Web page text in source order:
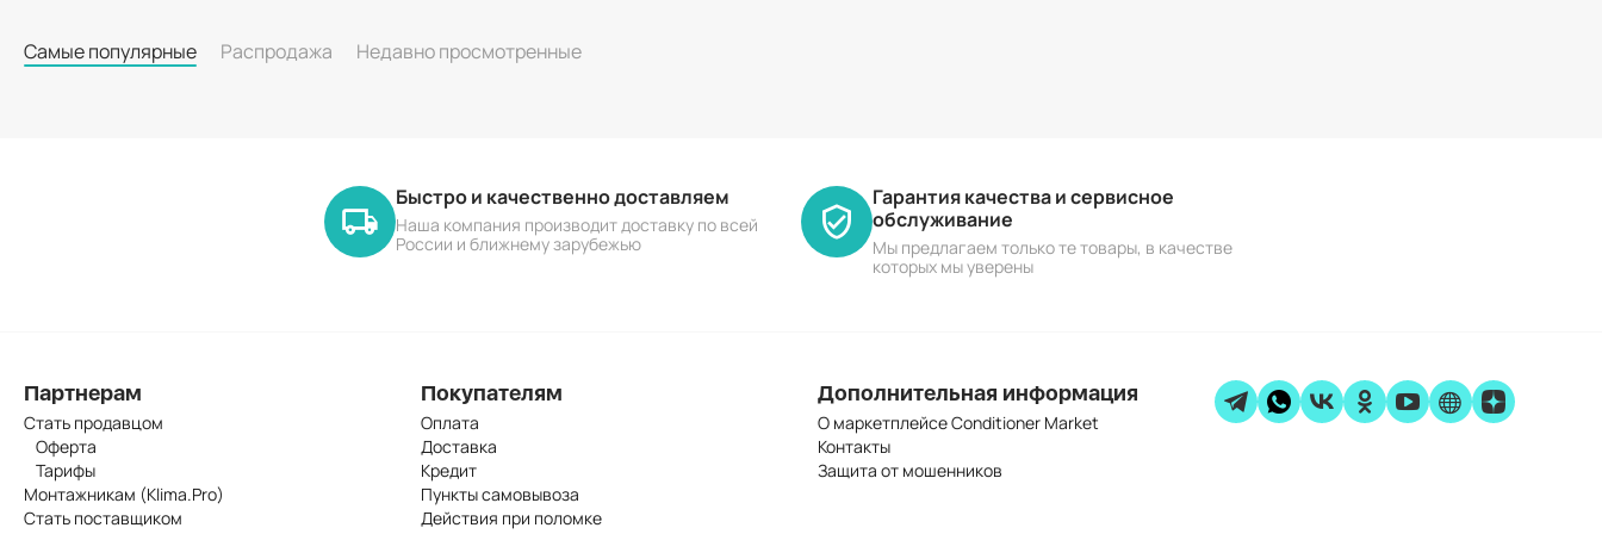
Самые популярные Распродажа Недавно просмотренные
Быстро и качественно доставляем
Наша компания производит доставку по всей
России и ближнему зарубежью
Гарантия качества и сервисное
обслуживание
Мы предлагаем только те товары, в качестве
которых мы уверены
Партнерам
Стать продавцом
Оферта
Тарифы
Монтажникам (Klima.Pro)
Стать поставщиком
Покупателям
Оплата
Доставка
Кредит
Пункты самовывоза
Действия при поломке
Дополнительная информация
О маркетплейсе Conditioner Market
Контакты
Защита от мошенников